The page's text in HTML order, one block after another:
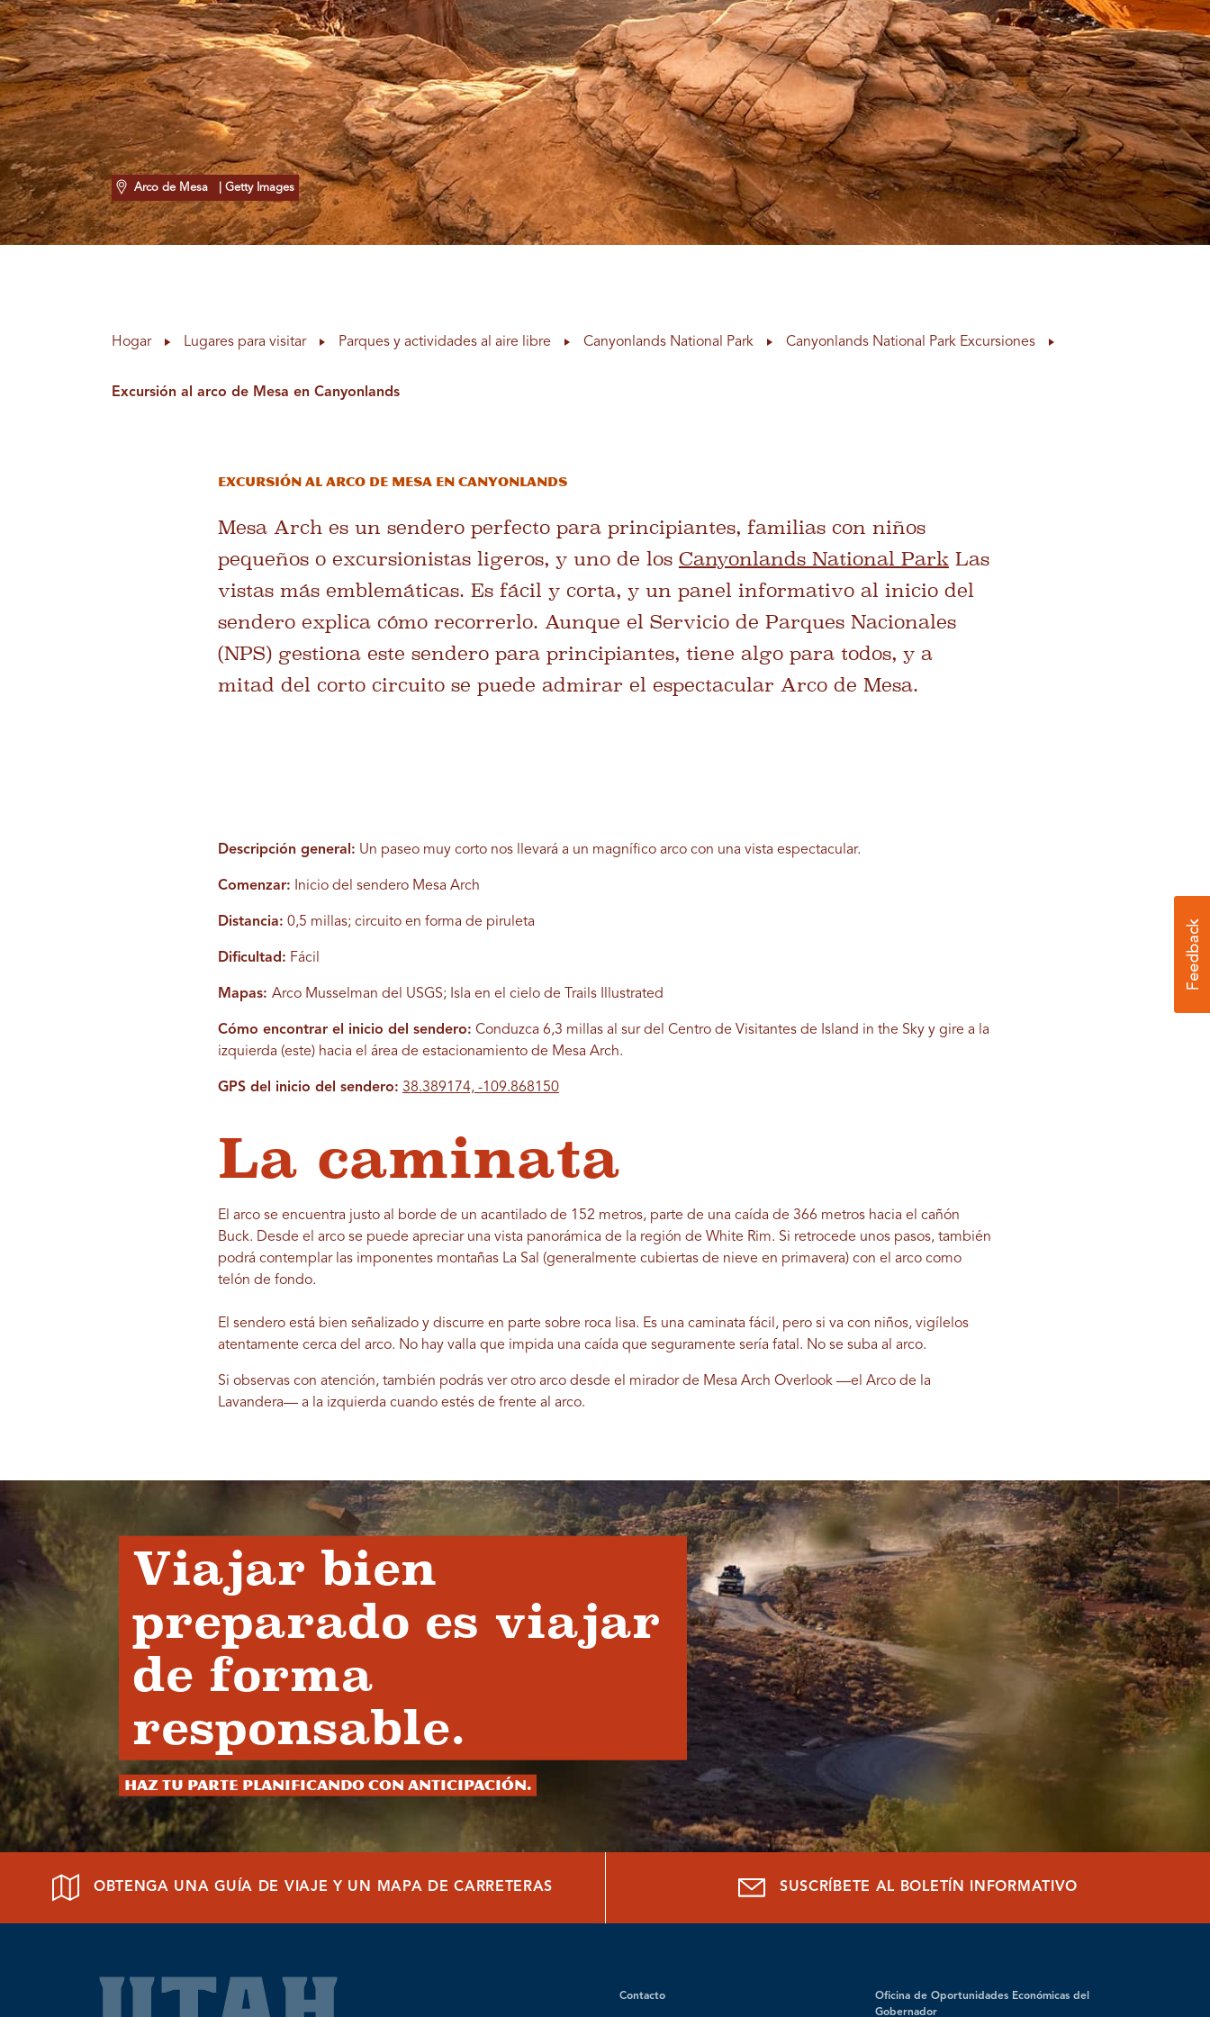
Arco de Mesa | Getty Images
Hogar Lugares para visitar Parques y actividades al aire libre Canyonlands National Park Canyonlands National Park Excursiones
Excursión al arco de Mesa en Canyonlands
Excursión al arco de Mesa en Canyonlands
Mesa Arch es un sendero perfecto para principiantes, familias con niños
pequeños o excursionistas ligeros, y uno de los Canyonlands National ParkLas
vistas más emblemáticas. Es fácil y corta, y un panel informativo al inicio del
sendero explica cómo recorrerlo. Aunque el Servicio de Parques Nacionales
(NPS) gestiona este sendero para principiantes, tiene algo para todos, y a
mitad del corto circuito se puede admirar el espectacular Arco de Mesa.
Descripción general: Un paseo muy corto nos llevará a un magnífico arco con una vista espectacular.
Comenzar: Inicio del sendero Mesa Arch
Distancia: 0,5 millas; circuito en forma de piruleta
Dificultad: Fácil
Mapas: Arco Musselman del USGS; Isla en el cielo de Trails Illustrated
Cómo encontrar el inicio del sendero: Conduzca 6,3 millas al sur del Centro de Visitantes de Island in the Sky y gire a la
izquierda (este) hacia el área de estacionamiento de Mesa Arch.
GPS del inicio del sendero: 38.389174, -109.868150
La caminata
El arco se encuentra justo al borde de un acantilado de 152 metros, parte de una caída de 366 metros hacia el cañón
Buck. Desde el arco se puede apreciar una vista panorámica de la región de White Rim. Si retrocede unos pasos, también
podrá contemplar las imponentes montañas La Sal (generalmente cubiertas de nieve en primavera) con el arco como
telón de fondo.
El sendero está bien señalizado y discurre en parte sobre roca lisa. Es una caminata fácil, pero si va con niños, vigílelos
atentamente cerca del arco. No hay valla que impida una caída que seguramente sería fatal. No se suba al arco.
Si observas con atención, también podrás ver otro arco desde el mirador de Mesa Arch Overlook —el Arco de la
Lavandera— a la izquierda cuando estés de frente al arco.
Viajar bien
preparado es viajar
de forma
responsable.
Haz tu parte planificando con anticipación.
OBTENGA UNA GUÍA DE VIAJE Y UN MAPA DE CARRETERAS SUSCRÍBETE AL BOLETÍN INFORMATIVO
Contacto
Oficina de Oportunidades Económicas del
Gobernador